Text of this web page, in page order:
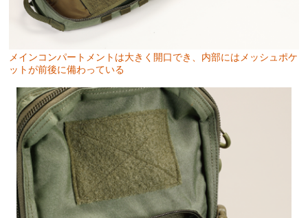
メインコンパートメントは大きく開口でき、内部にはメッシュポケ
ットが前後に備わっている